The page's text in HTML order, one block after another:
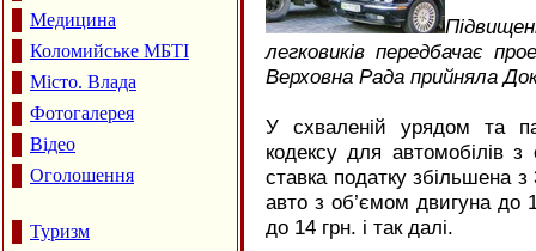
Медицина
Коломийське МБТІ
Місто. Влада
Фотогалерея
Відео
Оголошення
Туризм
легковиків передбачає
Верховна Рада прийняла
У схваленій урядом та
кодексу для автомобілів
ставка податку збільшена
авто з об’ємом двигуна
до 14 грн. і так далі.